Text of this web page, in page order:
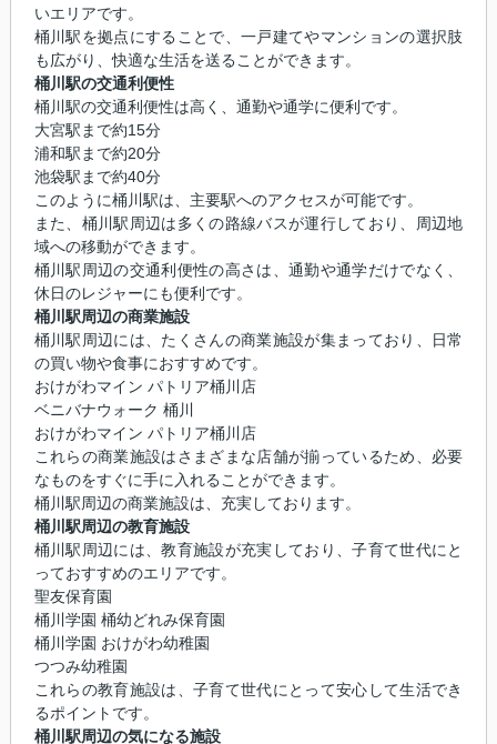
いエリアです。
桶川駅を拠点にすることで、一戸建てやマンションの選択肢
も広がり、快適な生活を送ることができます。
桶川駅の交通利便性
桶川駅の交通利便性は高く、通勤や通学に便利です。
大宮駅まで約15分
浦和駅まで約20分
池袋駅まで約40分
このように桶川駅は、主要駅へのアクセスが可能です。
また、桶川駅周辺は多くの路線バスが運行しており、周辺地
域への移動ができます。
桶川駅周辺の交通利便性の高さは、通勤や通学だけでなく、
休日のレジャーにも便利です。
桶川駅周辺の商業施設
桶川駅周辺には、たくさんの商業施設が集まっており、日常
の買い物や食事におすすめです。
おけがわマイン パトリア桶川店
ベニバナウォーク 桶川
おけがわマイン パトリア桶川店
これらの商業施設はさまざまな店舗が揃っているため、必要
なものをすぐに手に入れることができます。
桶川駅周辺の商業施設は、充実しております。
桶川駅周辺の教育施設
桶川駅周辺には、教育施設が充実しており、子育て世代にと
っておすすめのエリアです。
聖友保育園
桶川学園 桶幼どれみ保育園
桶川学園 おけがわ幼稚園
つつみ幼稚園
これらの教育施設は、子育て世代にとって安心して生活でき
るポイントです。
桶川駅周辺の気になる施設